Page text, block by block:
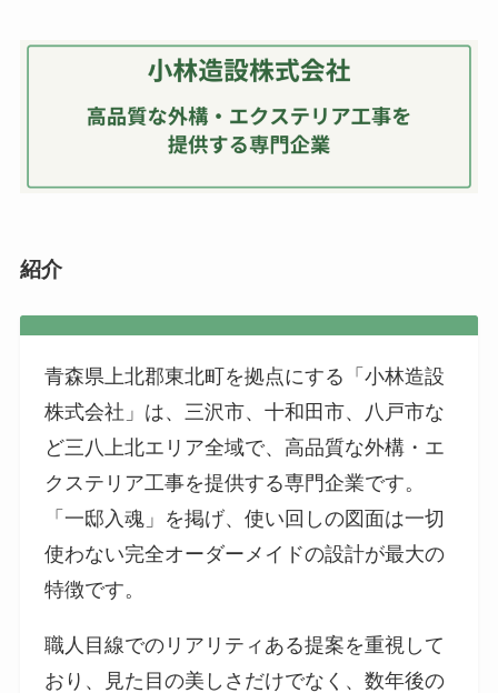
紹介
青森県上北郡東北町を拠点にする「小林造設
株式会社」は、三沢市、十和田市、八戸市な
ど三八上北エリア全域で、高品質な外構・エ
クステリア工事を提供する専門企業です。
「一邸入魂」を掲げ、使い回しの図面は一切
使わない完全オーダーメイドの設計が最大の
特徴です。
職人目線でのリアリティある提案を重視して
おり、見た目の美しさだけでなく、数年後の